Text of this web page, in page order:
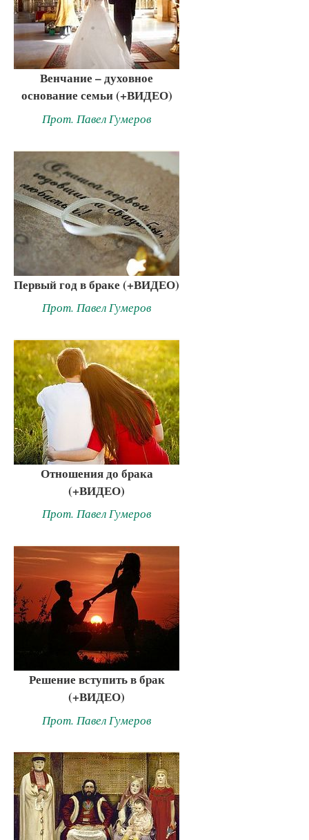
Венчание – духовное
основание семьи (+ВИДЕО)
Прот. Павел Гумеров
Первый год в браке (+ВИДЕО)
Прот. Павел Гумеров
Отношения до брака
(+ВИДЕО)
Прот. Павел Гумеров
Решение вступить в брак
(+ВИДЕО)
Прот. Павел Гумеров